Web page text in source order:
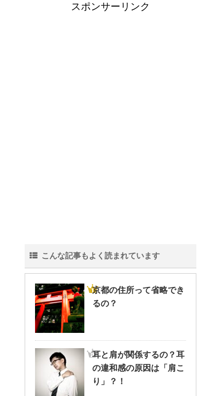
スポンサーリンク
こんな記事もよく読まれています
京都の住所って省略でき
るの？
耳と肩が関係するの？耳
の違和感の原因は「肩こ
り」？！